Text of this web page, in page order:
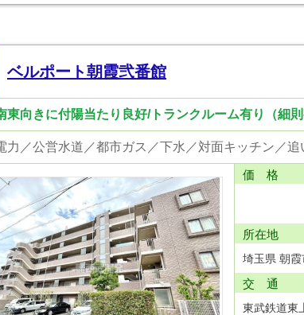
ベルポート朝霞弐番館
東向きに付陽当たり良好/トランクルーム有り（細
価 格
所在地
埼玉県 朝霞
交 通
東武鉄道東